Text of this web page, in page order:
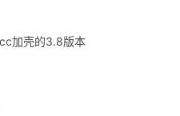
加壳的3.8版本